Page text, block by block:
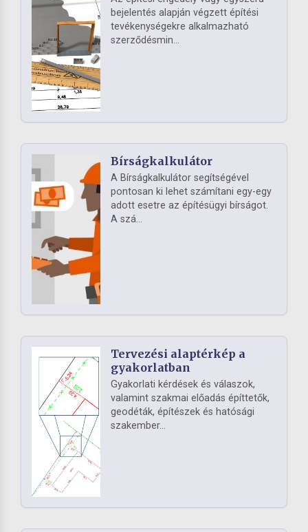
bejelentés alapján végzett építési
tevékenységekre alkalmazható
szerződésmin...
Bírságkalkulátor
A Bírságkalkulátor segítségével
pontosan ki lehet számítani egy-egy
adott esetre az építésügyi bírságot.
A szá...
Tervezési alaptérkép a
gyakorlatban
Gyakorlati kérdések és válaszok,
valamint szakmai előadás építtetők,
geodéták, építészek és hatósági
szakember...